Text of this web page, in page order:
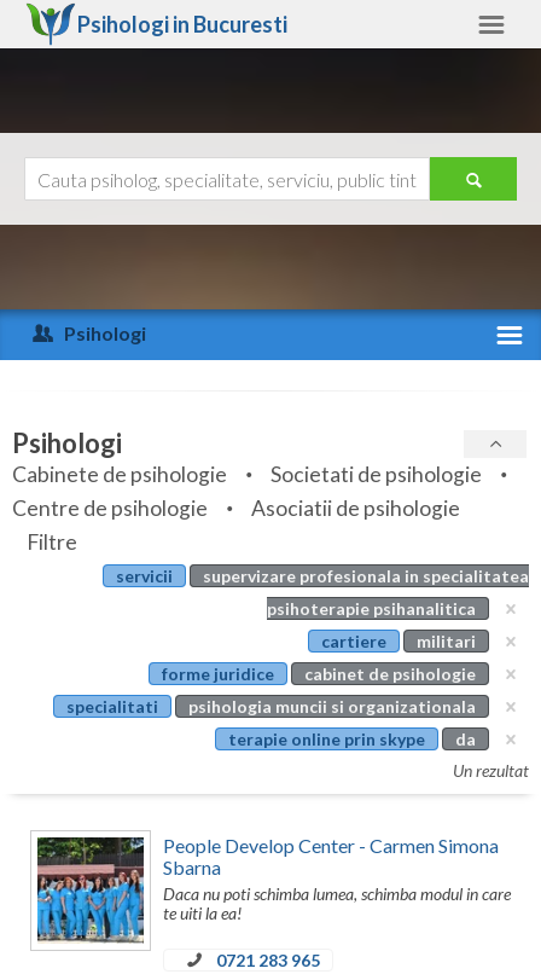
Psihologi in Bucuresti
Arad
Arges
Bihor
Bistrita-Nasaud
Botosani
Bucuresti
Calarasi
Caras-Severin
Cluj
Constanta
Ajutor
Psihologi
Specialitati
Servicii
Articole
Evenimente
Psihologi
Cabinete de psihologie
Societati de psihologie
Centre de psihologie
Asociatii de psihologie
Filtre
servicii
supervizare profesionala in specialitatea
psihoterapie psihanalitica
cartiere
militari
forme juridice
cabinet de psihologie
specialitati
psihologia muncii si organizationala
terapie online prin skype
da
Un rezultat
People Develop Center - Carmen Simona
Sbarna
Daca nu poti schimba lumea, schimba modul in care
te uiti la ea!
0721 283 965